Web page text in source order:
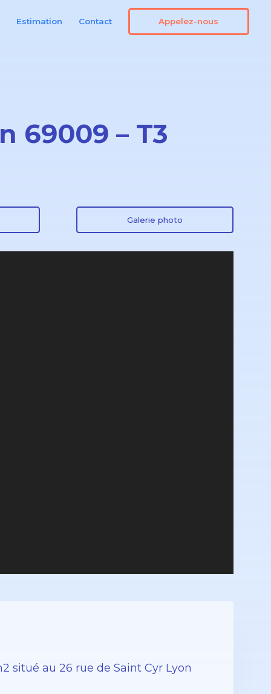
Estimation Contact Appelez-nous
69009 – T3
Galerie photo
situé au 26 rue de Saint Cyr Lyon